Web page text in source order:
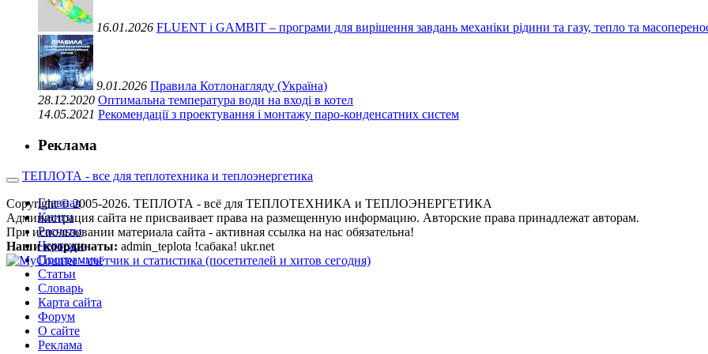
16.01.2026 FLUENT і GAMBIT – програми для вирішення завдань механіки рідини та газу, тепло та
9.01.2026 Правила Котлонагляду (Україна)
28.12.2020 Оптимальна температура води на вході в котел
14.05.2021 Рекомендації з проектування і монтажу паро-конденсатних систем
Реклама
ТЕПЛОТА - все для теплотехника и теплоэнергетика
Главная
Книги
Расчеты
Чертежи
Программы
Статьи
Словарь
Карта сайта
Форум
О сайте
Реклама
Copyright © 2005-2026. ТЕПЛОТА - всё для ТЕПЛОТЕХНИКА и ТЕПЛОЭНЕРГЕТИКА
Администрация сайта не присваивает права на размещенную информацию. Авторские права принадлежат авторам.
При использовании материала сайта - активная ссылка на нас обязательна!
Наши координаты: admin_teplota !сабака! ukr.net